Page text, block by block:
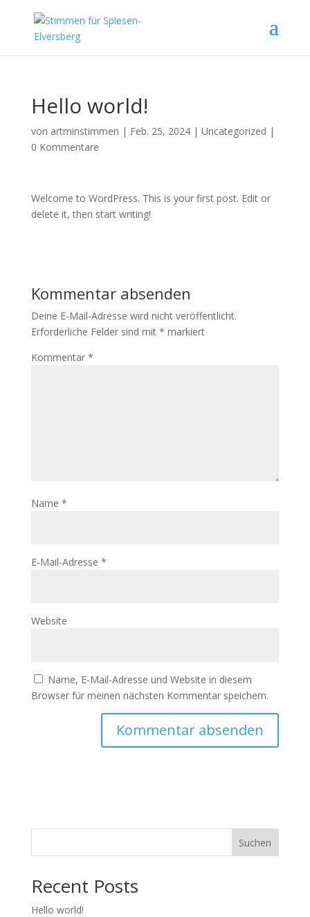
Hello world!
von artminstimmen | Feb. 25, 2024| Uncategorized |
0 Kommentare
Welcome to WordPress. This is your first post. Edit or
delete it, then start writing!
Kommentar absenden
Deine E-Mail-Adresse wird nicht veröffentlicht.
Erforderliche Felder sind mit * markiert
Kommentar *
Name *
E-Mail-Adresse *
Website
Name, E-Mail-Adresse und Website in diesem
Browser für meinen nächsten Kommentar speichern.
Suchen
Recent Posts
Hello world!